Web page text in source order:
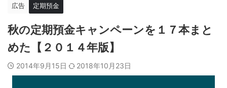
広告 定期預金
秋の定期預金キャンペーンを１７本まと
めた【２０１４年版】
2014年9月15日 2018年10月23日